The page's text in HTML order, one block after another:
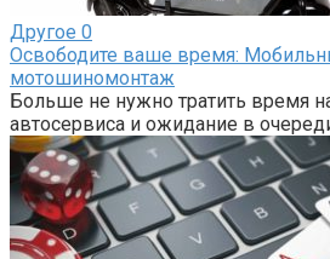
Другое 0
Освободите ваше время:
мотошиномонтаж
Больше не нужно тратить время
автосервиса и ожидание в